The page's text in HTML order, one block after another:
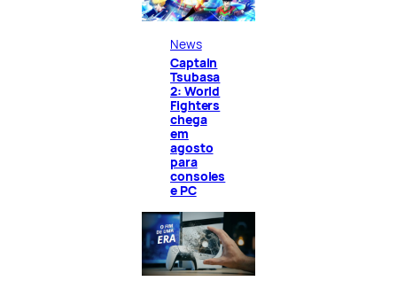
News
Captain
Tsubasa
2: World
Fighters
chega
em
agosto
para
consoles
e PC